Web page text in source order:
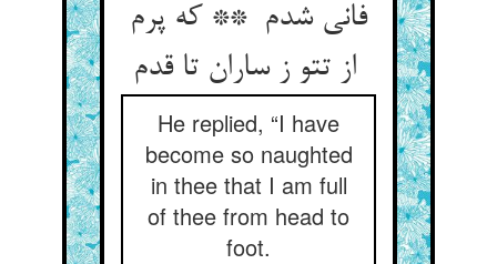
فانی شدم ** که پرم
از تتو ز ساران تا قدم
He replied, “I have
become so naughted
in thee that I am full
of thee from head to
foot.